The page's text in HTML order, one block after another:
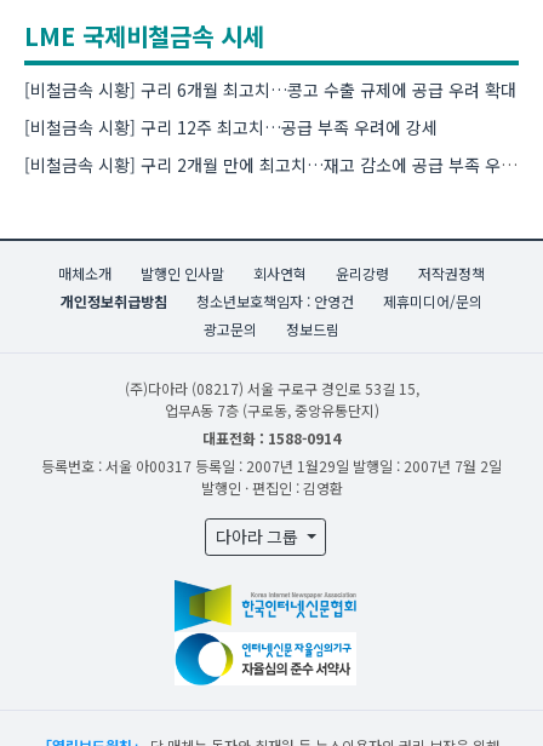
LME 국제비철금속 시세
[비철금속 시황] 구리 6개월 최고치…콩고 수출 규제에 공급 우려 확대
[비철금속 시황] 구리 12주 최고치…공급 부족 우려에 강세
[비철금속 시황] 구리 2개월 만에 최고치…재고 감소에 공급 부족 우려 확대
매체소개 발행인 인사말 회사연혁 윤리강령
저작권정책
개인정보취급방침
청소년보호책임자 : 안영건
제휴미디어/문의
광고문의
정보드림
(주)다아라 (08217) 서울 구로구 경인로 53길 15,
업무A동 7층 (구로동, 중앙유통단지)
대표전화 : 1588-0914
등록번호 : 서울 아00317 등록일 : 2007년 1월29일 발행일 : 2007년 7월 2일
발행인 · 편집인 : 김영환
다아라 그룹